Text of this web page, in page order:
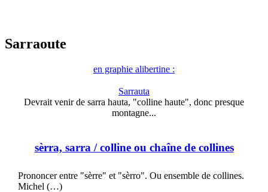
Sarraoute
en graphie alibertine :
Sarrauta
Devrait venir de sarra hauta, "colline haute", donc presque
montagne...
sèrra, sarra / colline ou chaîne de collines
Prononcer entre "sèrre" et "sèrro". Ou ensemble de collines.
Michel (…)